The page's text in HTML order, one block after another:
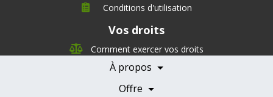
Conditions d'utilisation
Vos droits
Comment exercer vos droits
À propos
Direction
Nutrition
Offre
Témoignages
Nos partenaires
Devenir Partenaire